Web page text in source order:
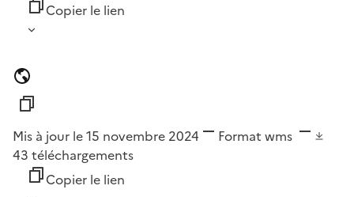
Copier le lien
Mis à jour le 15 novembre 2024 Format wms
43 téléchargements
Copier le lien